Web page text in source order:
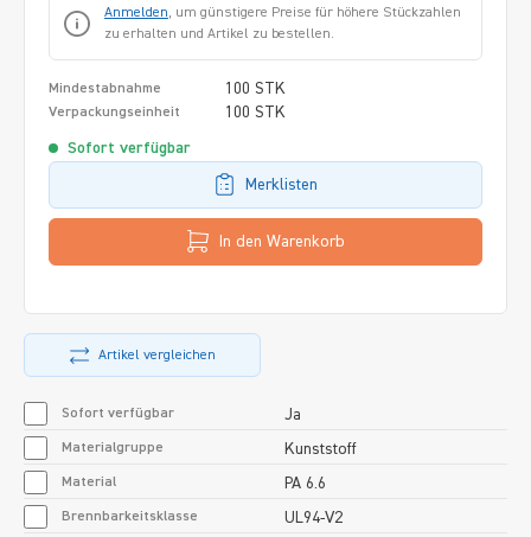
Anmelden, um günstigere Preise für höhere Stückzahlen
zu erhalten und Artikel zu bestellen.
Mindestabnahme 100 STK
Verpackungseinheit 100 STK
Sofort verfügbar
Merklisten
In den Warenkorb
Artikel vergleichen
Sofort verfügbar Ja
Materialgruppe Kunststoff
Material PA 6.6
Brennbarkeitsklasse UL94-V2